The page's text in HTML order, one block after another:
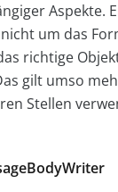
Aspekte.
um das
richtige
gilt umso
Stellen